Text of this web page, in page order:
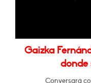
Gaizka
donde
Conversará